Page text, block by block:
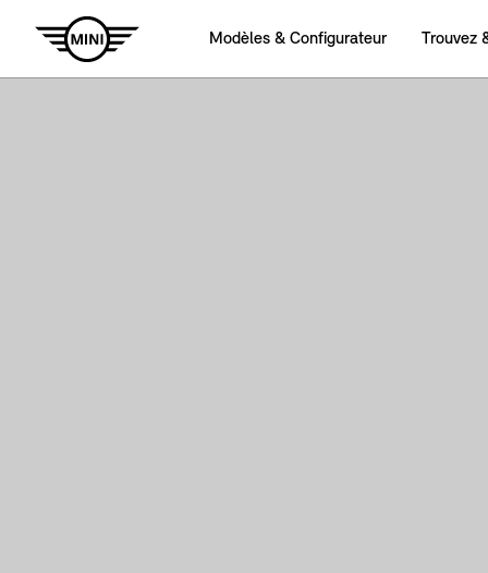
Modèles & Configurateur Trouvez